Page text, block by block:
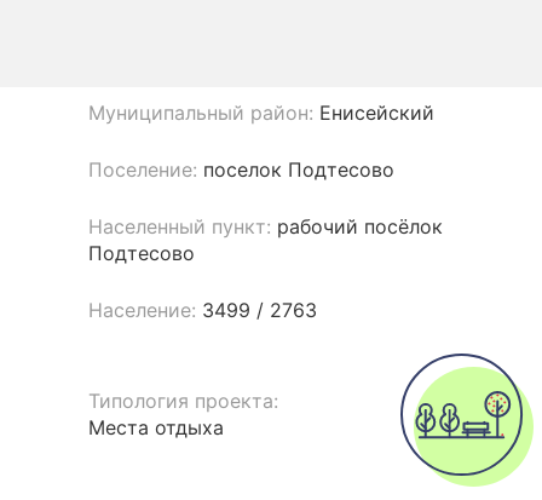
Муниципальный район: Енисейский
Поселение: поселок Подтесово
Населенный пункт: рабочий посёлок
Подтесово
Население: 3499 / 2763
Типология проекта:
Места отдыха